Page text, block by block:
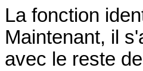
La fonction
Maintenant, il
avec le reste